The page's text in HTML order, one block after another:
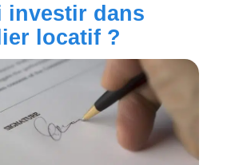
investir dans
locatif ?